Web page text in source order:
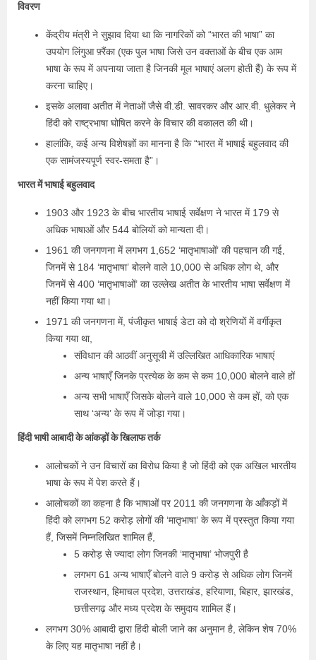
विवरण
केंद्रीय मंत्री ने सुझाव दिया था कि नागरिकों को “भारत की भाषा” का
उपयोग लिंगुआ फ़्रैंका (एक पुल भाषा जिसे उन वक्ताओं के बीच एक आम
भाषा के रूप में अपनाया जाता है जिनकी मूल भाषाएं अलग होती हैं) के रूप में
करना चाहिए।
इसके अलावा अतीत में नेताओं जैसे वी.डी. सावरकर और आर.वी. धुलेकर ने
हिंदी को राष्ट्रभाषा घोषित करने के विचार की वकालत की थी।
हालांकि, कई अन्य विशेषज्ञों का मानना है कि “भारत में भाषाई बहुलवाद की
एक सामंजस्यपूर्ण स्वर-समता है”।
भारत में भाषाई बहुलवाद
1903 और 1923 के बीच भारतीय भाषाई सर्वेक्षण ने भारत में 179 से
अधिक भाषाओं और 544 बोलियों को मान्यता दी।
1961 की जनगणना में लगभग 1,652 ‘मातृभाषाओं’ की पहचान की गई,
जिनमें से 184 ‘मातृभाषा’ बोलने वाले 10,000 से अधिक लोग थे, और
जिनमें से 400 ‘मातृभाषाओं’ का उल्लेख अतीत के भारतीय भाषा सर्वेक्षण में
नहीं किया गया था।
1971 की जनगणना में, पंजीकृत भाषाई डेटा को दो श्रेणियों में वर्गीकृत
किया गया था,
संविधान की आठवीं अनुसूची में उल्लिखित आधिकारिक भाषाएं
अन्य भाषाएँ जिनके प्रत्येक के कम से कम 10,000 बोलने वाले हों
अन्य सभी भाषाएँ जिसके बोलने वाले 10,000 से कम हों, को एक
साथ ‘अन्य’ के रूप में जोड़ा गया।
हिंदी भाषी आबादी के आंकड़ों के खिलाफ तर्क
आलोचकों ने उन विचारों का विरोध किया है जो हिंदी को एक अखिल भारतीय
भाषा के रूप में पेश करते हैं।
आलोचकों का कहना है कि भाषाओं पर 2011 की जनगणना के आँकड़ों में
हिंदी को लगभग 52 करोड़ लोगों की ‘मातृभाषा’ के रूप में प्रस्तुत किया गया
हैं, जिसमें निम्नलिखित शामिल हैं,
5 करोड़ से ज्यादा लोग जिनकी ‘मातृभाषा’ भोजपुरी है
लगभग 61 अन्य भाषाएँ बोलने वाले 9 करोड़ से अधिक लोग जिनमें
राजस्थान, हिमाचल प्रदेश, उत्तराखंड, हरियाणा, बिहार, झारखंड,
छत्तीसगढ़ और मध्य प्रदेश के समुदाय शामिल हैं।
लगभग 30% आबादी द्वारा हिंदी बोली जाने का अनुमान है, लेकिन शेष 70%
के लिए यह मातृभाषा नहीं है।